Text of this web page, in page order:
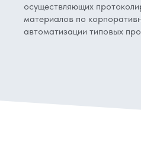
осуществляющих
материалов по
автоматизации типовых